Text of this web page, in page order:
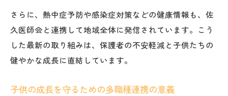
さらに、熱中症予防や感染症対策などの健康情報も、佐
久医師会と連携して地域全体に発信されています。こう
した最新の取り組みは、保護者の不安軽減と子供たちの
健やかな成長に直結しています。
子供の成長を守るための多職種連携の意義